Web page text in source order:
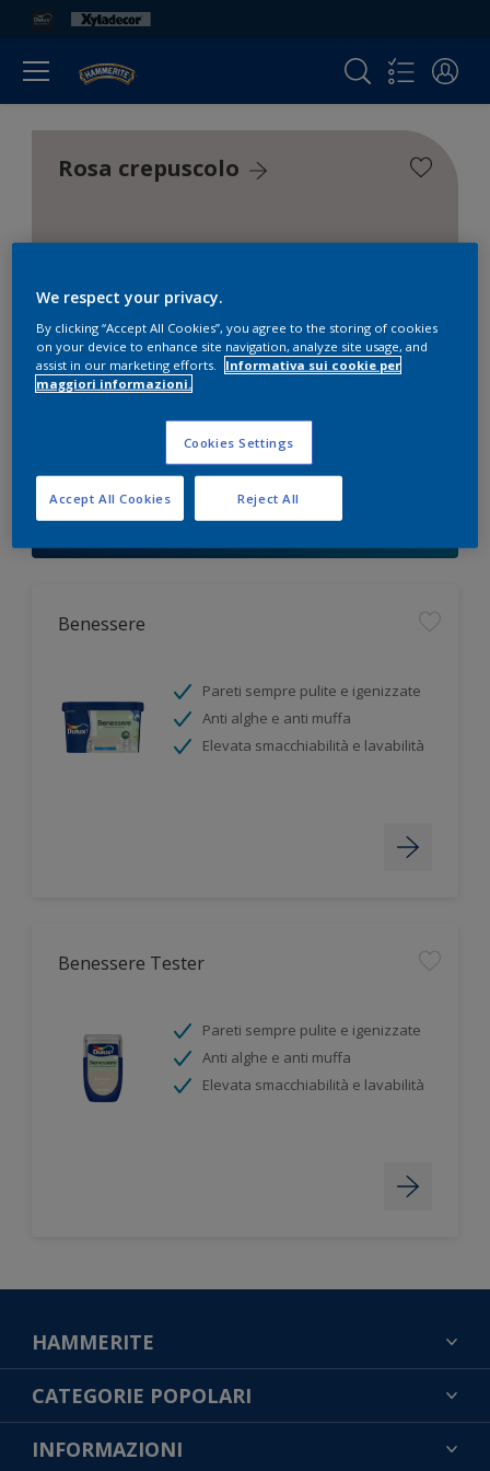
Rosa crepuscolo
Trova i migliori prodotti per i
tuoi progetti
2prodotto trovato
Benessere
Pareti sempre pulite e igenizzate
Anti alghe e anti muffa
Elevata smacchiabilità e lavabilità
Benessere Tester
Pareti sempre pulite e igenizzate
Anti alghe e anti muffa
Elevata smacchiabilità e lavabilità
HAMMERITE
TROVA UN COLORE
CONTATTACI
MAPPA DEL SITO
CATEGORIE POPOLARI
NOTE LEGALI
INFORMAZIONI
We respect your privacy.
By clicking “Accept All Cookies”, you agree to the storing of cookies
on your device to enhance site navigation, analyze site usage, and
assist in our marketing efforts.
Informativa sui cookie per
maggiori informazioni.
Cookies Settings
Reject All
Accept All Cookies